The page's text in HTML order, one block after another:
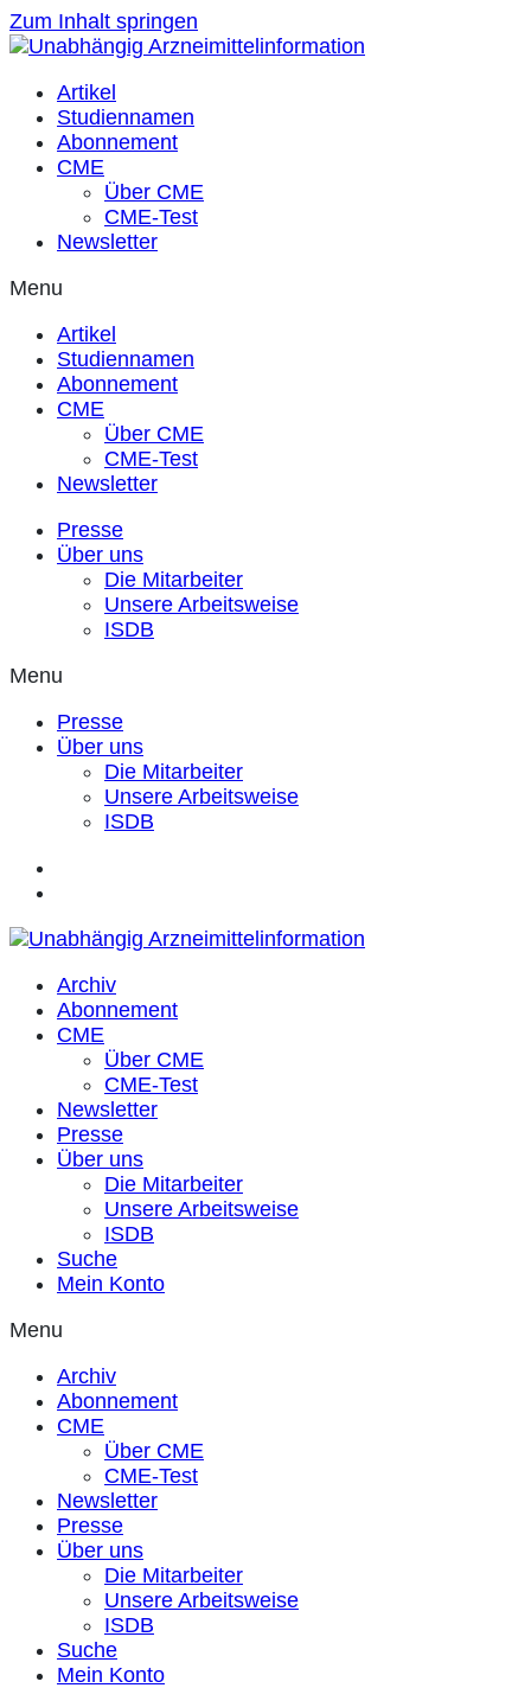
Zum Inhalt springen
Artikel
Studiennamen
Abonnement
CME
Über CME
CME-Test
Newsletter
Menu
Artikel
Studiennamen
Abonnement
CME
Über CME
CME-Test
Newsletter
Presse
Über uns
Die Mitarbeiter
Unsere Arbeitsweise
ISDB
Menu
Presse
Über uns
Die Mitarbeiter
Unsere Arbeitsweise
ISDB
Archiv
Abonnement
CME
Über CME
CME-Test
Newsletter
Presse
Über uns
Die Mitarbeiter
Unsere Arbeitsweise
ISDB
Suche
Mein Konto
Menu
Archiv
Abonnement
CME
Über CME
CME-Test
Newsletter
Presse
Über uns
Die Mitarbeiter
Unsere Arbeitsweise
ISDB
Suche
Mein Konto